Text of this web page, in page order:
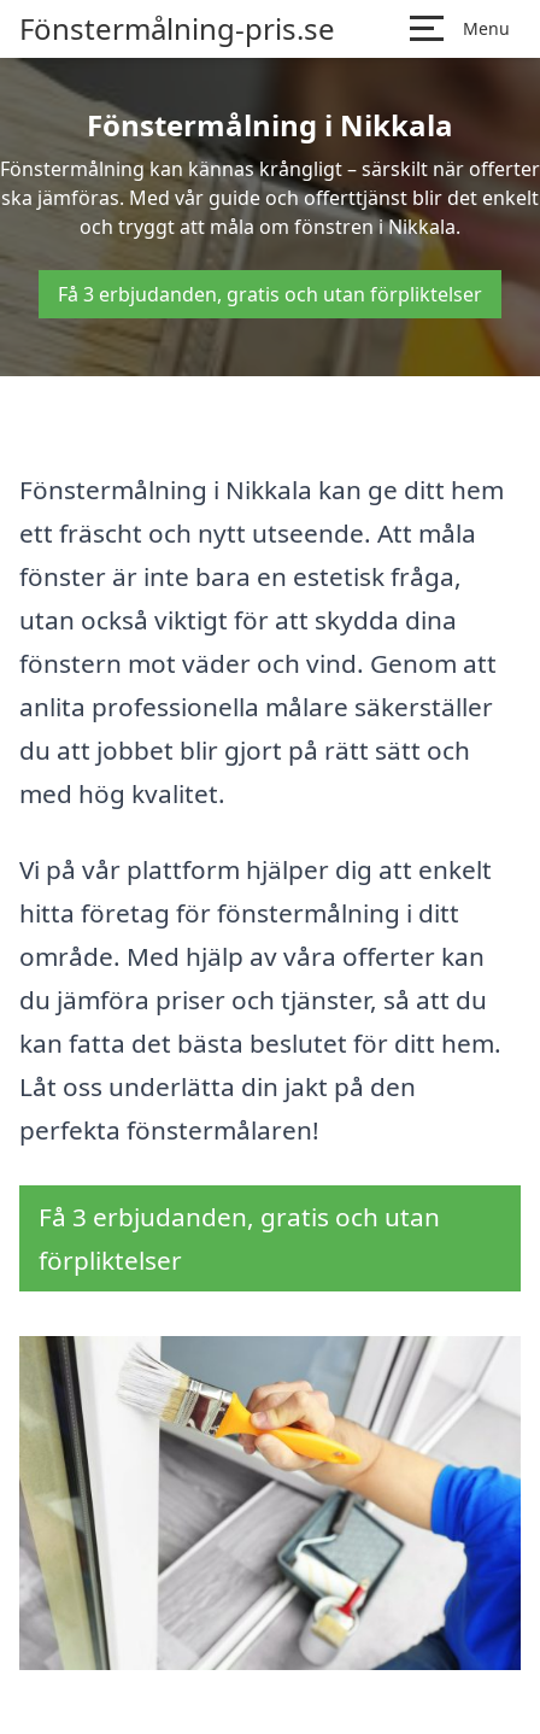
Fönstermålning-pris.se Menu
Fönstermålning i Nikkala
Fönstermålning kan kännas krångligt – särskilt när offerter
ska jämföras. Med vår guide och offerttjänst blir det enkelt
och tryggt att måla om fönstren i Nikkala.
Få 3 erbjudanden, gratis och utan förpliktelser
Fönstermålning i Nikkala kan ge ditt hem
ett fräscht och nytt utseende. Att måla
fönster är inte bara en estetisk fråga,
utan också viktigt för att skydda dina
fönstern mot väder och vind. Genom att
anlita professionella målare säkerställer
du att jobbet blir gjort på rätt sätt och
med hög kvalitet.
Vi på vår plattform hjälper dig att enkelt
hitta företag för fönstermålning i ditt
område. Med hjälp av våra offerter kan
du jämföra priser och tjänster, så att du
kan fatta det bästa beslutet för ditt hem.
Låt oss underlätta din jakt på den
perfekta fönstermålaren!
Få 3 erbjudanden, gratis och utan
förpliktelser